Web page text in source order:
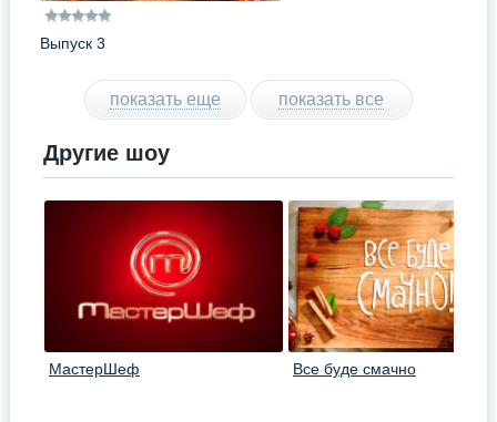
Выпуск 3
показать еще показать все
Другие шоу
МастерШеф Все буде смачно